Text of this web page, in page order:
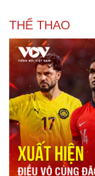
Phòng mạch online
Ăn sạch sống khỏe
THỂ THAO